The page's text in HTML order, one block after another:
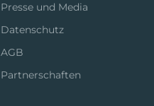
Presse und Media
Datenschutz
AGB
Partnerschaften